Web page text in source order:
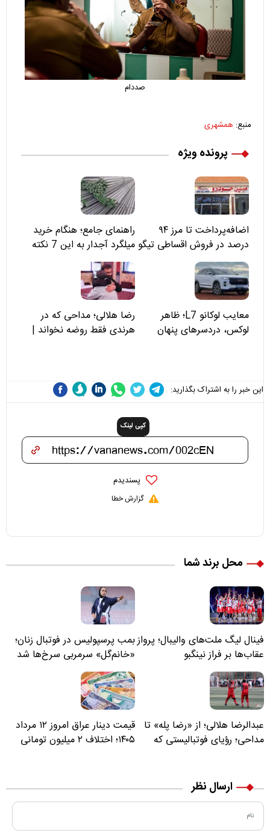
صددام
منبع: همشهری
پرونده ویژه
اضافه‌پرداخت تا مرز ۹۴
درصد در فروش اقساطی تیگو
۸؛ مسئولان «مبین خودرو» را
نمی‌بینند؟
راهنمای جامع؛ هنگام خرید
میلگرد آجدار به این 7 نکته
توجه کنید
معایب لوکانو L7؛ ظاهر
لوکس، دردسرهای پنهان
رضا هلالی؛ مداحی که در
هرندی فقط روضه نخواند |
این خبر را به اشتراک بگذارید:
کپی لینک
پسندیدم
گزارش خطا
محل برند شما
فینال لیگ ملت‌های والیبال؛ پرواز
عقاب‌ها بر فراز نینگبو
بمب پرسپولیس در فوتبال زنان؛
«خانم‌گل» سرمربی سرخ‌ها شد
عبدالرضا هلالی؛ از «رضا پله» تا
مداحی؛ رؤیای فوتبالیستی که
قیمت دینار عراق امروز ۱۲ مرداد
۱۴۰۵؛ اختلاف ۲ میلیون تومانی
ارسال نظر